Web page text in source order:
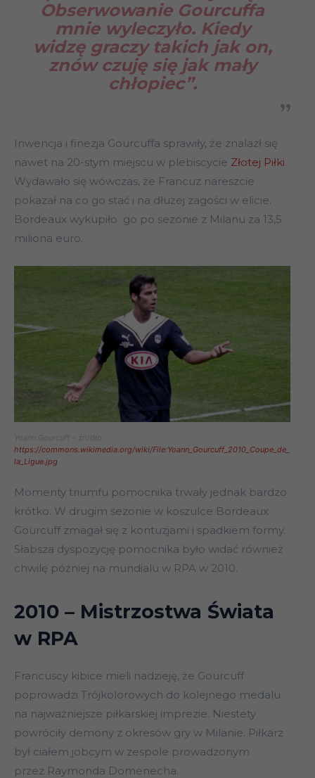
Obserwowanie Gourcuffa
mnie wyleczyło. Kiedy
widzę graczy takich jak on,
znów czuję się jak mały
chłopiec”.
Inwencja i finezja Gourcuffa sprawiły, że znalazł się
nawet na 20-stym miejscu w plebiscycie Złotej Piłki.
Wydawało się wówczas, że Francuz nareszcie
pokazał na co go stać i na dłużej zagości w elicie.
Bordeaux wykupiło go po sezonie z Milanu za 13,5
miliona euro.
Yoann Gourcuff – źródło:
https://commons.wikimedia.org/wiki/File:Yoann_Gourcuff_2010_Coupe_de_
la_Ligue.jpg
Momenty triumfu pomocnika trwały jednak bardzo
krótko. W drugim sezonie w koszulce Bordeaux
Gourcuff zmagał się z kontuzjami i spadkiem formy.
Słabsza dyspozycję pomocnika było widać również
chwilę później na mundialu w RPA w 2010.
2010 – Mistrzostwa Świata
w RPA
Francuscy kibice mieli nadzieję, że Gourcuff
poprowadzi Trójkolorowych do kolejnego medalu
na najważniejsze piłkarskiej imprezie. Niestety
powróciły demony z okresów gry w Milanie. Piłkarz
był ciałem jobcym w zespole prowadzonym
przez Raymonda Domenecha.